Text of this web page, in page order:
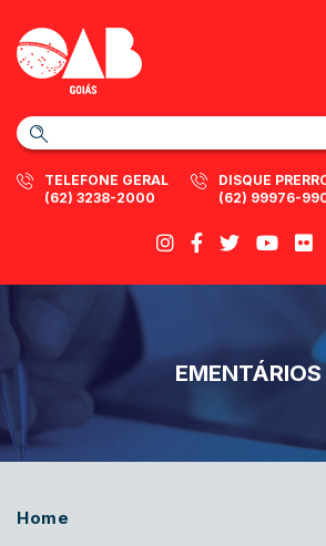
TELEFONE GERAL
(62) 3238-2000
DISQUE
(62) 99976-
EMENTÁRIOS
Home